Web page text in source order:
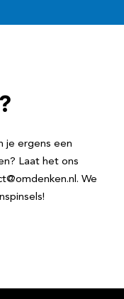
je ergens een
Laat het ons
We